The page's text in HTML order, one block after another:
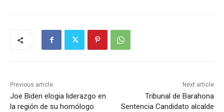
Previous article
Joe Biden elogia liderazgo en
la región de su homólogo
Next article
Tribunal de Barahona
Sentencia Candidato alcalde